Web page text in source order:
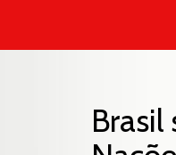
Brasil